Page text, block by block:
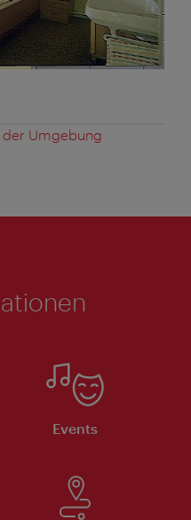
Umgebung
Events